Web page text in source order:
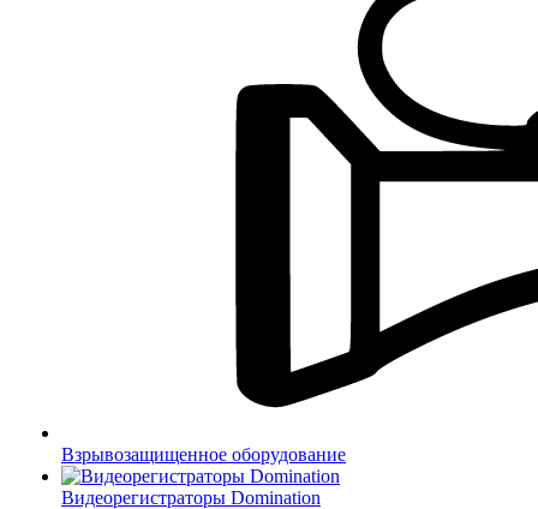
Взрывозащищенное оборудование
Видеорегистраторы Domination